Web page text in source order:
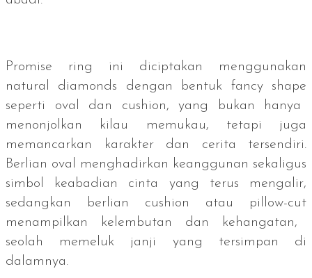
Promise ring ini diciptakan menggunakan
natural diamonds dengan bentuk fancy shape
seperti oval dan cushion, yang bukan hanya
menonjolkan kilau memukau, tetapi juga
memancarkan karakter dan cerita tersendiri.
Berlian oval menghadirkan keanggunan sekaligus
simbol keabadian cinta yang terus mengalir,
sedangkan berlian cushion atau pillow-cut
menampilkan kelembutan dan kehangatan,
seolah memeluk janji yang tersimpan di
dalamnya.